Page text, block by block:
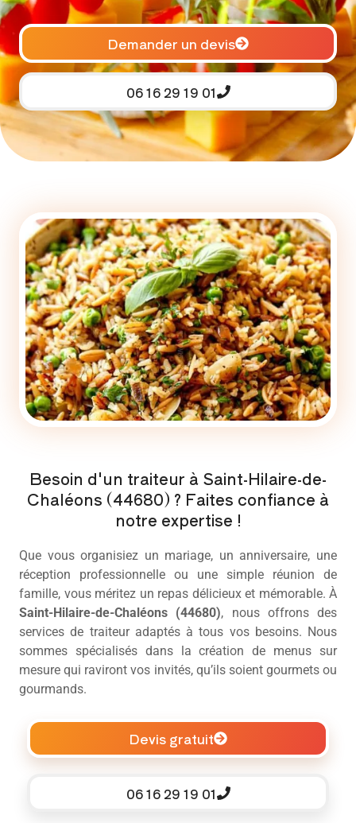
Demander un devis
06 16 29 19 01
Besoin d'un traiteur à Saint-Hilaire-de-
Chaléons (44680) ? Faites confiance à
notre expertise !
Que vous organisiez un mariage, un anniversaire, une
réception professionnelle ou une simple réunion de
famille, vous méritez un repas délicieux et mémorable. À
Saint-Hilaire-de-Chaléons (44680), nous offrons des
services de traiteuradaptés à tous vos besoins. Nous
sommes spécialisés dans la création de menus sur
mesure qui raviront vos invités, qu’ils soient gourmets ou
gourmands.
Devis gratuit
06 16 29 19 01